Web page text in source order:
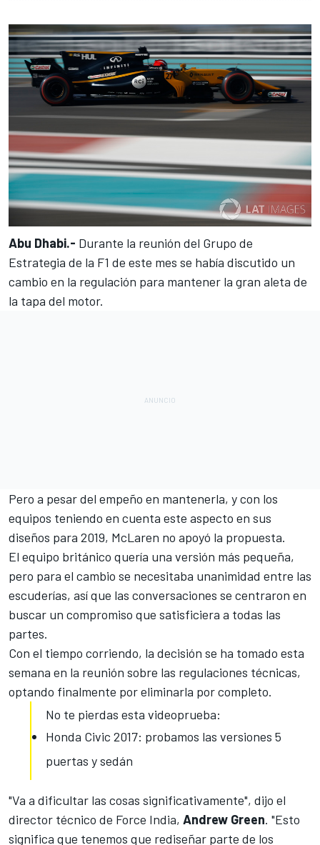
Abu Dhabi.- Durante la reunión del Grupo de
Estrategia de la F1 de este mes se había discutido un
cambio en la regulación para mantener la gran aleta de
la tapa del motor.
Pero a pesar del empeño en mantenerla, y con los
equipos teniendo en cuenta este aspecto en sus
diseños para 2019, McLaren no apoyó la propuesta.
El equipo británico quería una versión más pequeña,
pero para el cambio se necesitaba unanimidad entre las
escuderías, así que las conversaciones se centraron en
buscar un compromiso que satisficiera a todas las
partes.
Con el tiempo corriendo, la decisión se ha tomado esta
semana en la reunión sobre las regulaciones técnicas,
optando finalmente por eliminarla por completo.
No te pierdas esta videoprueba:
Honda Civic 2017: probamos las versiones 5
puertas y sedán
"Va a dificultar las cosas significativamente", dijo el
director técnico de Force India, Andrew Green. "Esto
significa que tenemos que rediseñar parte de los